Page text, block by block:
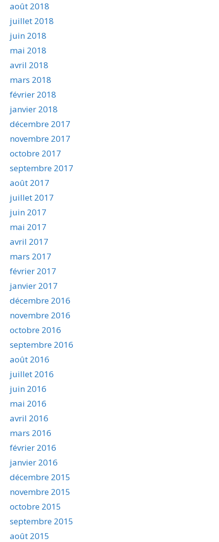
août 2018
juillet 2018
juin 2018
mai 2018
avril 2018
mars 2018
février 2018
janvier 2018
décembre 2017
novembre 2017
octobre 2017
septembre 2017
août 2017
juillet 2017
juin 2017
mai 2017
avril 2017
mars 2017
février 2017
janvier 2017
décembre 2016
novembre 2016
octobre 2016
septembre 2016
août 2016
juillet 2016
juin 2016
mai 2016
avril 2016
mars 2016
février 2016
janvier 2016
décembre 2015
novembre 2015
octobre 2015
septembre 2015
août 2015